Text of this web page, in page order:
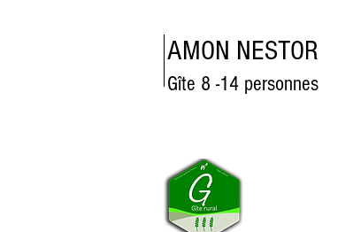
AMON NESTOR
Gîte 8 -14 personnes